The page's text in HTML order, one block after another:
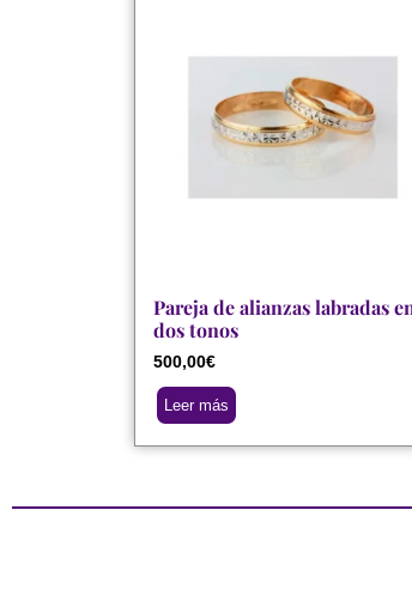
Pareja de alianzas labradas
dos tonos
500,00€
Leer más